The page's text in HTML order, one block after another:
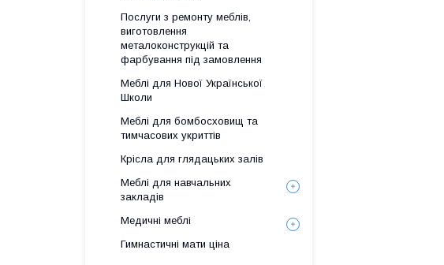
Послуги з ремонту меблів,
виготовлення
металоконструкцій та
фарбування під замовлення
Меблі для Нової Української
Школи
Меблі для бомбосховищ та
тимчасових укриттів
Крісла для глядацьких залів
Меблі для навчальних
закладів
Медичні меблі
Гимнастичні мати ціна